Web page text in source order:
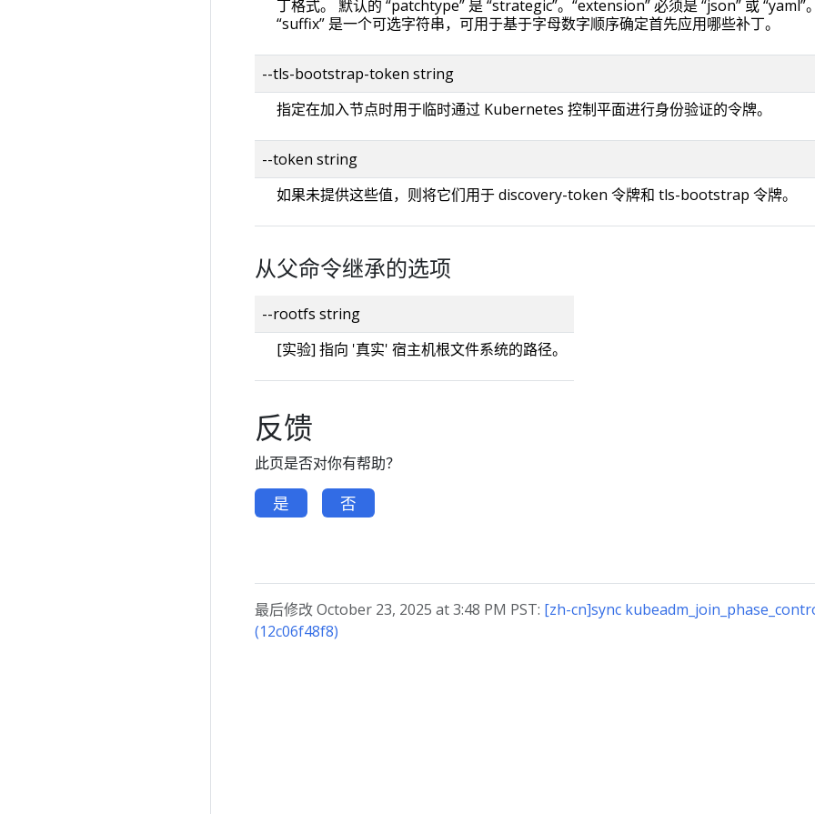
丁格式。 默认的 “patchtype” 是 “strategic”。“extension” 必须是 “json” 或 “yaml”
“suffix” 是一个可选字符串，可用于基于字母数字顺序确定首先应用哪些补丁。
--tls-bootstrap-token string
指定在加入节点时用于临时通过 Kubernetes 控制平面进行身份验证的令牌。
--token string
如果未提供这些值，则将它们用于 discovery-token 令牌和 tls-bootstrap 令牌。
从父命令继承的选项
--rootfs string
[实验] 指向 '真实' 宿主机根文件系统的路径。
反馈
此页是否对你有帮助？
是 否
最后修改 October 23, 2025 at 3:48 PM PST: [zh-cn]sync
(12c06f48f8)